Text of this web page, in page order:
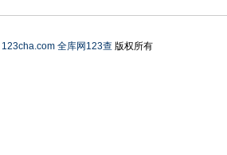
123cha.com 全库网123查版权所有